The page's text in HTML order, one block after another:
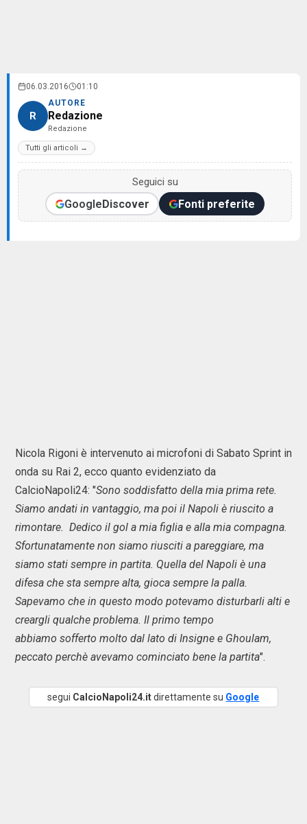
06.03.2016 01:10
R
AUTORE
Redazione
Redazione
Tutti gli articoli →
Seguici su
GoogleDiscover Fonti preferite
Nicola Rigoni è intervenuto ai microfoni di Sabato Sprint in
onda su Rai 2, ecco quanto evidenziato da
CalcioNapoli24: "Sono soddisfatto della mia prima rete.
Siamo andati in vantaggio, ma poi il Napoli è riuscito a
rimontare. Dedico il gol a mia figlia e alla mia compagna.
Sfortunatamente non siamo riusciti a pareggiare, ma
siamo stati sempre in partita. Quella del Napoli è una
difesa che sta sempre alta, gioca sempre la palla.
Sapevamo che in questo modo potevamo disturbarli alti e
creargli qualche problema. Il primo tempo
abbiamo sofferto molto dal lato di Insigne e Ghoulam,
peccato perchè avevamo cominciato bene la partita".
segui CalcioNapoli24.itdirettamente su Google